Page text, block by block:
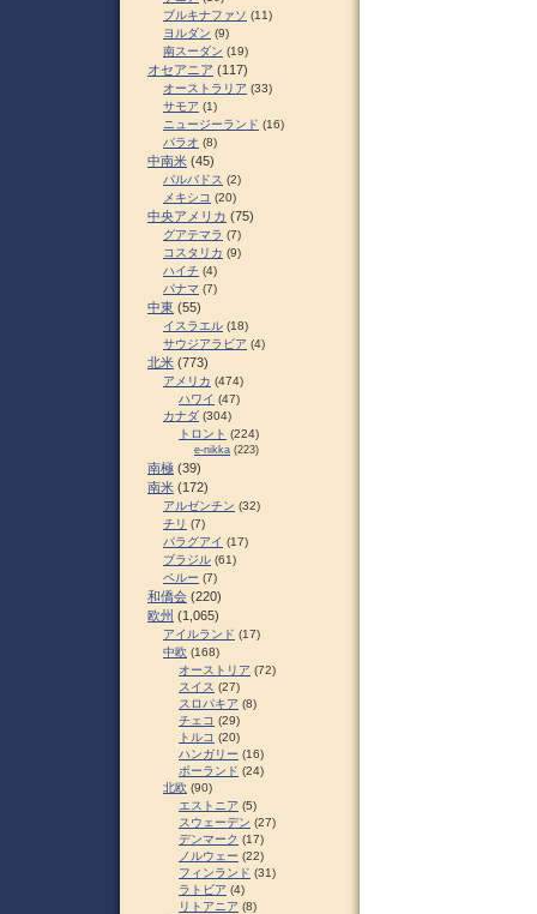
ブルキナファソ (11)
ヨルダン (9)
南スーダン (19)
オセアニア (117)
オーストラリア (33)
サモア (1)
ニュージーランド (16)
パラオ (8)
中南米 (45)
バルバドス (2)
メキシコ (20)
中央アメリカ (75)
グアテマラ (7)
コスタリカ (9)
ハイチ (4)
パナマ (7)
中東 (55)
イスラエル (18)
サウジアラビア (4)
北米 (773)
アメリカ (474)
ハワイ (47)
カナダ (304)
トロント (224)
e-nikka (223)
南極 (39)
南米 (172)
アルゼンチン (32)
チリ (7)
パラグアイ (17)
ブラジル (61)
ペルー (7)
和僑会 (220)
欧州 (1,065)
アイルランド (17)
中欧 (168)
オーストリア (72)
スイス (27)
スロパキア (8)
チェコ (29)
トルコ (20)
ハンガリー (16)
ポーランド (24)
北欧 (90)
エストニア (5)
スウェーデン (27)
デンマーク (17)
ノルウェー (22)
フィンランド (31)
ラトビア (4)
リトアニア (8)